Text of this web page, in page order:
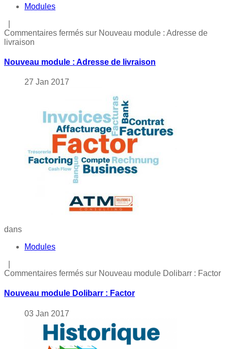
Modules
Commentaires fermés sur Nouveau module : Adresse de
livraison
Nouveau module : Adresse de livraison
27 Jan 2017
dans
Modules
Commentaires fermés sur Nouveau module Dolibarr : Factor
Nouveau module Dolibarr : Factor
03 Jan 2017